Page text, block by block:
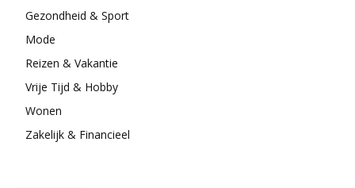
Gezondheid & Sport
Mode
Reizen & Vakantie
Vrije Tijd & Hobby
Wonen
Zakelijk & Financieel